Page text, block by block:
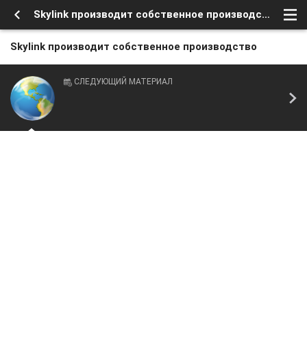
Skylink производит собственное производство
Skylink производит собственное производство
СЛЕДУЮЩИЙ МАТЕРИАЛ